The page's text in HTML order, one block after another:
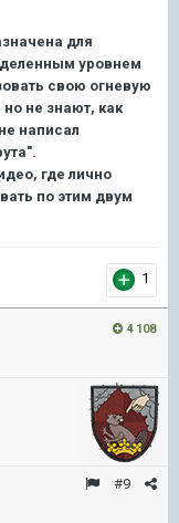
для
уровнем
свою огневую
не знают, как
написал
где лично
по этим двум
1
4 108
#9